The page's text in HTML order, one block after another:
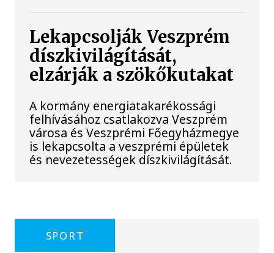
Lekapcsolják Veszprém
díszkivilágítását,
elzárják a szökőkutakat
A kormány energiatakarékossági
felhívásához csatlakozva Veszprém
városa és Veszprémi Főegyházmegye
is lekapcsolta a veszprémi épületek
és nevezetességek díszkivilágítását.
SPORT